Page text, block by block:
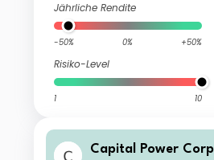
Jährliche Rendite
-50% 0% +50%
Risiko-Level
1 10
Capital Power Corp